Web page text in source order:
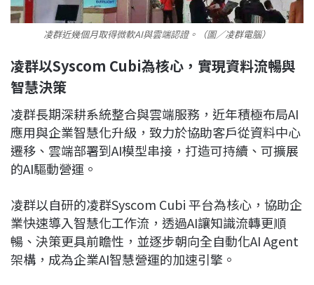
凌群近幾個月取得微軟AI與雲端認證。（圖／凌群電腦）
凌群以Syscom Cubi為核心，實現資料流暢與
智慧決策
凌群長期深耕系統整合與雲端服務，近年積極布局AI
應用與企業智慧化升級，致力於協助客戶從資料中心
遷移、雲端部署到AI模型串接，打造可持續、可擴展
的AI驅動營運。
凌群以自研的凌群Syscom Cubi 平台為核心，協助企
業快速導入智慧化工作流，透過AI讓知識流轉更順
暢、決策更具前瞻性，並逐步朝向全自動化AI Agent
架構，成為企業AI智慧營運的加速引擎。